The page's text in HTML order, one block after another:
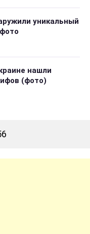
уникальный
нашли
(фото)